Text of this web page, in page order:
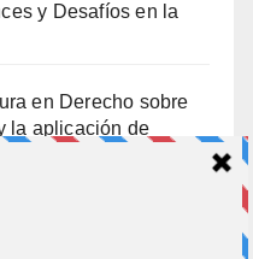
y Desafíos en la
en Derecho sobre
la aplicación de